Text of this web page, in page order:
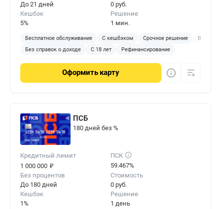
До 21 дней
0 руб.
Кешбэк
5%
Решение
1 мин.
Бесплатное обслуживание С кешбэком Срочное решение
Без справок о доходе
С 18 лет Рефинансирование
Оформить карту
ПСБ
180 дней без %
Кредитный лимит
1 000 000 ₽
ПСК
59.467%
Без процентов
До 180 дней
Стоимость
0 руб.
Кешбэк
1%
Решение
1 день